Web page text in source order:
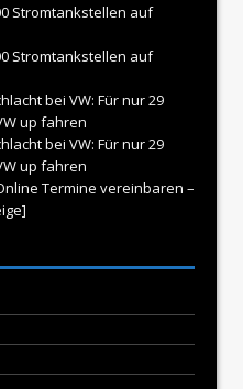
Stromtankstellen auf
Stromtankstellen auf
bei VW: Für nur 29
up fahren
bei VW: Für nur 29
up fahren
Termine vereinbaren –